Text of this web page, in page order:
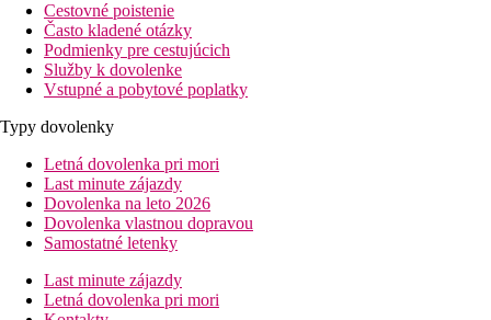
Popis izby
Dvojlôžková izba, Premium, výhľad do záhrady:
kúpeľňa/WC (sušič vlasov)
TV/Sat.
klimatizácia
bezpečný
telefón
wifi
varná kanvica
mini chladnička
rozkladacia pohovka
balkón/terasa
Ďalšie typy izieb(ak nie je uvedené inak, všetky izby majú
vyššie uvedené vybavenie)
Cestovné poistenie
Často kladené otázky
Podmienky pre cestujúcich
Služby k dovolenke
Vstupné a pobytové poplatky
Typy dovolenky
Letná dovolenka pri mori
Last minute zájazdy
Dovolenka na leto 2026
Dovolenka vlastnou dopravou
Samostatné letenky
Last minute zájazdy
Letná dovolenka pri mori